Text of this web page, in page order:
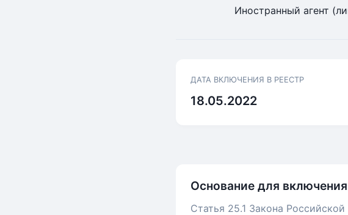
Иностранный агент
ДАТА ВКЛЮЧЕНИЯ В РЕЕСТР
18.05.2022
Основание для
Статья 25.1 Закона